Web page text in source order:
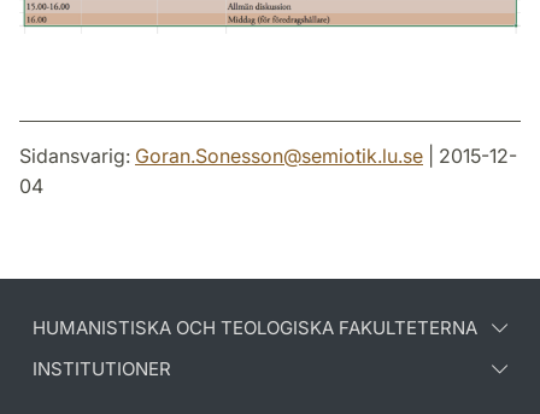
Sidansvarig: Goran.Sonesson@semiotik.lu.se | 2015-12-
04
HUMANISTISKA OCH TEOLOGISKA FAKULTETERNA
INSTITUTIONER